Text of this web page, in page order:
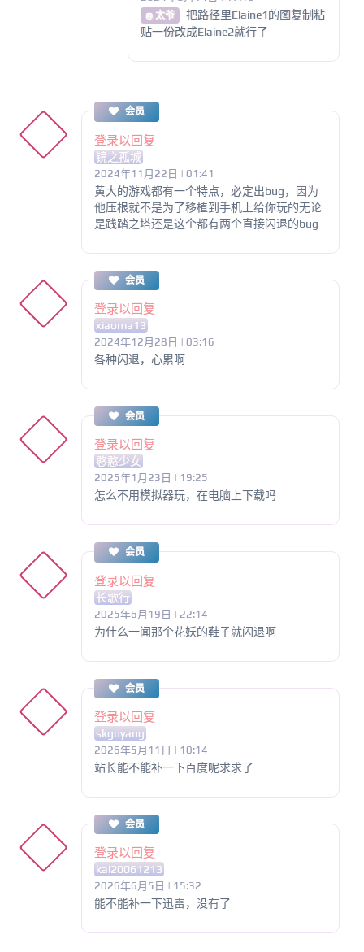
@ 太爷
把路径里Elaine1的图复制粘
贴一份改成Elaine2就行了
会员
登录以回复
镜之孤城
2024年11月22日 | 01:41
黄大的游戏都有一个特点，必定出bug，因为
他压根就不是为了移植到手机上给你玩的无论
是践踏之塔还是这个都有两个直接闪退的bug
会员
登录以回复
xiaoma13
2024年12月28日 | 03:16
各种闪退，心累啊
会员
登录以回复
憨憨少女
2025年1月23日 | 19:25
怎么不用模拟器玩，在电脑上下载吗
会员
登录以回复
长歌行
2025年6月19日 | 22:14
为什么一闻那个花妖的鞋子就闪退啊
会员
登录以回复
skguyang
2026年5月11日 | 10:14
站长能不能补一下百度呢求求了
会员
登录以回复
kai20061213
2026年6月5日 | 15:32
能不能补一下迅雷，没有了